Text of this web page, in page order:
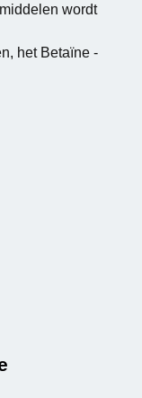
wordt
het Betaïne -